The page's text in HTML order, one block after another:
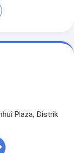
Plaza, Distrik